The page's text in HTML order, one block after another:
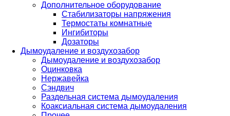
Дополнительное оборудование
Стабилизаторы напряжения
Термостаты комнатные
Ингибиторы
Дозаторы
Дымоудаление и воздухозабор
Дымоудаление и воздухозабор
Оцинковка
Нержавейка
Сэндвич
Раздельная система дымоудаления
Коаксиальная система дымоудаления